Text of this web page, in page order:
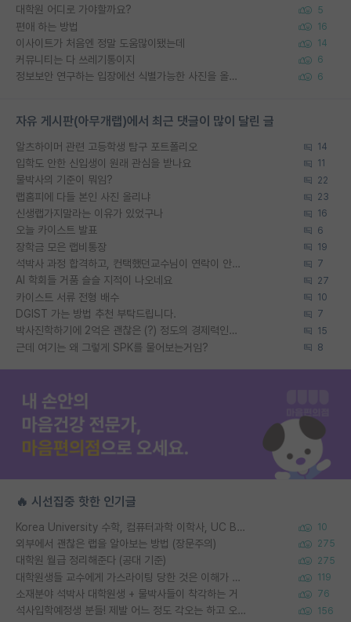
대학원 어디로 가야할까요? 5
편애 하는 방법 16
이사이트가 처음엔 정말 도움많이됐는데 14
커뮤니티는 다 쓰레기통이지 6
정보보안 연구하는 입장에선 식별가능한 사진을 올리는건 비추이긴함 6
자유 게시판(아무개랩)에서 최근 댓글이 많이 달린 글
알츠하이머 관련 고등학생 탐구 포트폴리오 14
입학도 안한 신입생이 원래 관심을 받나요 11
물박사의 기준이 뭐임? 22
랩홈피에 다들 본인 사진 올리냐 23
신생랩가지말라는 이유가 있었구나 16
오늘 카이스트 발표 6
장학금 모은 랩비통장 19
석박사 과정 합격하고, 컨택했던교수님이 연락이 안됩니다... 7
AI 학회들 거품 슬슬 지적이 나오네요 27
카이스트 서류 전형 배수 10
DGIST 가는 방법 추천 부탁드립니다. 7
박사진학하기에 2억은 괜찮은 (?) 정도의 경제력인가요 15
근데 여기는 왜 그렇게 SPK를 물어보는거임? 8
🔥 시선집중 핫한 인기글
Korea University 수학, 컴퓨터과학 이학사, UC Berkeley 산업공학 대학원 공학박사가 되는 것은 쉽지 않겠죠? 10
외부에서 괜찮은 랩을 알아보는 방법 (장문주의) 275
대학원 월급 정리해준다 (공대 기준) 275
대학원생들 교수에게 가스라이팅 당한 것은 이해가 갑니다. 안타깝네요. 119
소재분야 석박사 대학원생 + 물박사들이 착각하는 거 76
석사입학예정생 분들! 제발 어느 정도 각오는 하고 오세요. 156